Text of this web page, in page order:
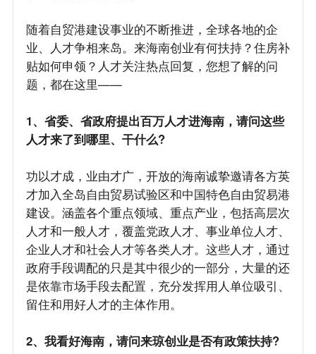
随着自贸港建设事业的不断推进，全球各地的企
业、人才争相来岛。来海南创业有何扶持？住房补
贴如何申领？人才关注热点回复，您想了解的问
题，都在这里——
1、省委、省政府提出百万人才进海南，请问这些
人才来了到哪里、干什么?
功以才成，业由才广，开放的海南诚挚邀请各方英
才加入全岛自由贸易试验区和中国特色自由贸易港
建设。涵盖各个重点领域、重点产业，包括高层次
人才和一般人才，覆盖党政人才、事业单位人才、
企业人才和社会人才等各类人才。这些人才，通过
政府手段调配的只是其中很少的一部分，大量的还
是依靠市场手段去配置，充分发挥用人单位吸引、
留住和用好人才的主体作用。
2、我看好海南，请问来琼创业是否有政策扶持?